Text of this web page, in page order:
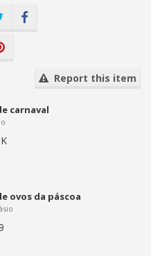
Report this item
carnaval
ovos da páscoa